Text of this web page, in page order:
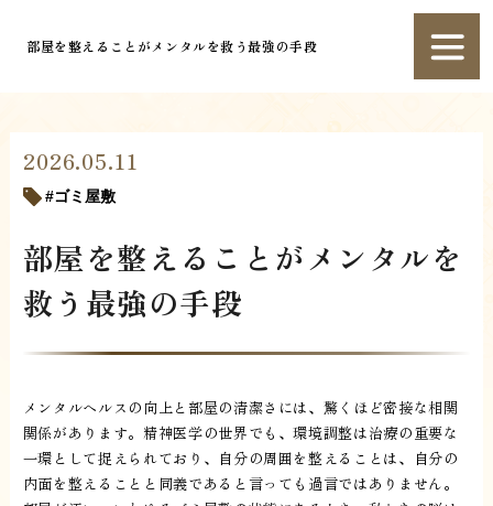
部屋を整えることがメンタルを救う最強の手段
2026.05.11
ゴミ屋敷
部屋を整えることがメンタルを
救う最強の手段
メンタルヘルスの向上と部屋の清潔さには、驚くほど密接な相関
関係があります。精神医学の世界でも、環境調整は治療の重要な
一環として捉えられており、自分の周囲を整えることは、自分の
内面を整えることと同義であると言っても過言ではありません。